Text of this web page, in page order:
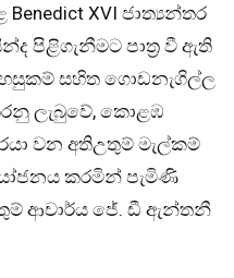
XVI ජාත්‍යන්තර
පිළිගැනීමට පාත්‍ර වී ඇති
සහිත ගොඩනැගිල්ල
ලැබුවේ, කොළඹ
වන අතිඋතුම් මැල්කම්
කරමින් පැමිණි
ආචාර්ය ජේ. ඩී ඇන්තනී